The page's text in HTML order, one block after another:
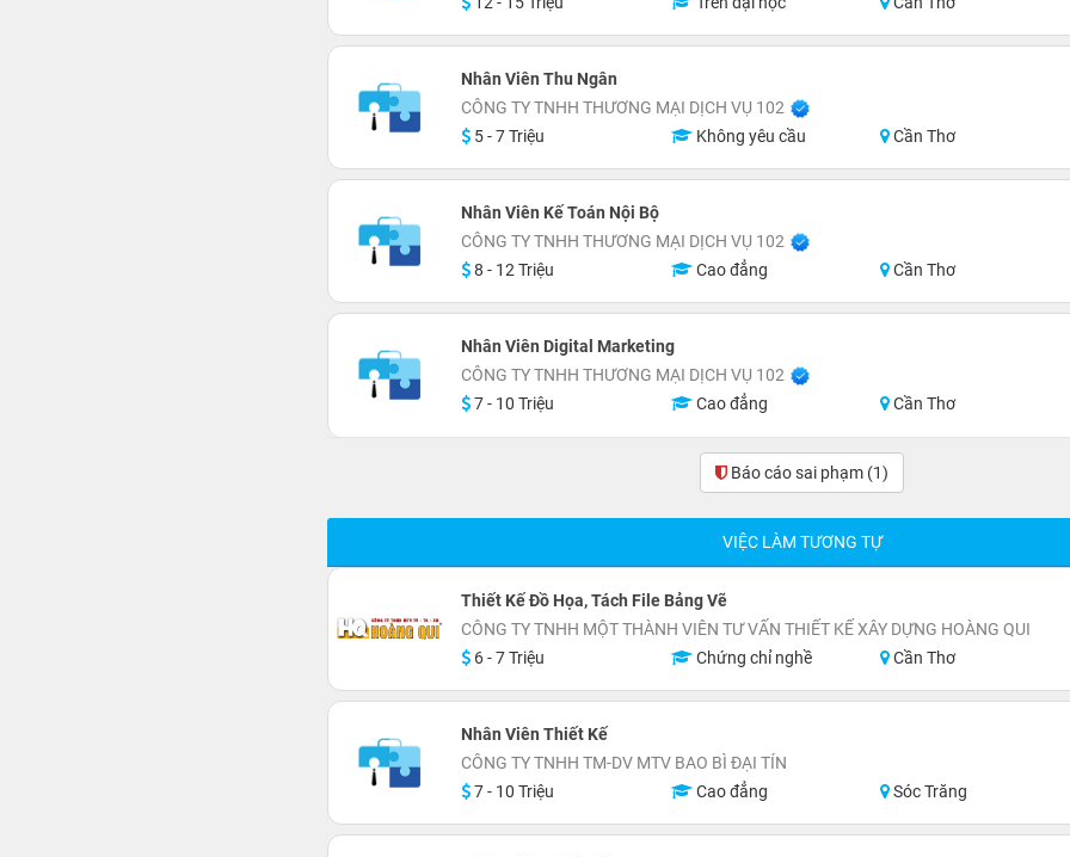
Nhân Viên Thu Ngân
CÔNG TY TNHH THƯƠNG MẠI DỊCH VỤ 102
5 - 7 Triệu
Không yêu cầu Cần Thơ
Nhân Viên Kế Toán Nội Bộ
CÔNG TY TNHH THƯƠNG MẠI DỊCH VỤ 102
8 - 12 Triệu
Cao đẳng Cần Thơ
Nhân Viên Digital Marketing
CÔNG TY TNHH THƯƠNG MẠI DỊCH VỤ 102
7 - 10 Triệu
Cao đẳng Cần Thơ
Báo cáo sai phạm (1)
VIỆC LÀM TƯƠNG TỰ
Thiết Kế Đồ Họa, Tách File Bảng Vẽ
CÔNG TY TNHH MỘT THÀNH VIÊN TƯ VẤN THIẾT KẾ XÂY DỰNG HOÀNG QUI
6 - 7 Triệu
Chứng chỉ nghề Cần Thơ
Nhân Viên Thiết Kế
CÔNG TY TNHH TM-DV MTV BAO BÌ ĐẠI TÍN
7 - 10 Triệu
Cao đẳng Sóc Trăng